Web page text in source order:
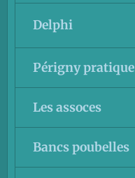
Delphi
Périgny pratique
Les assoces
Bancs poubelles